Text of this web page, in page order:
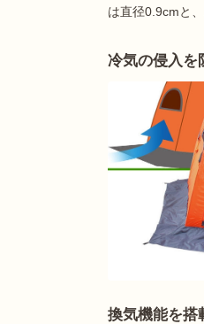
は直径0.9cmと
冷気の侵入を
換気機能を搭